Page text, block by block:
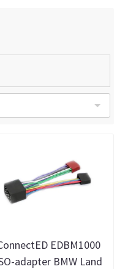
EDBM1000
adapter BMW Land